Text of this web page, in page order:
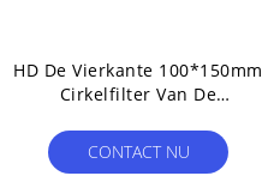
HD De Vierkante 100*150mm
Cirkelfilter Van De
CONTACT NU